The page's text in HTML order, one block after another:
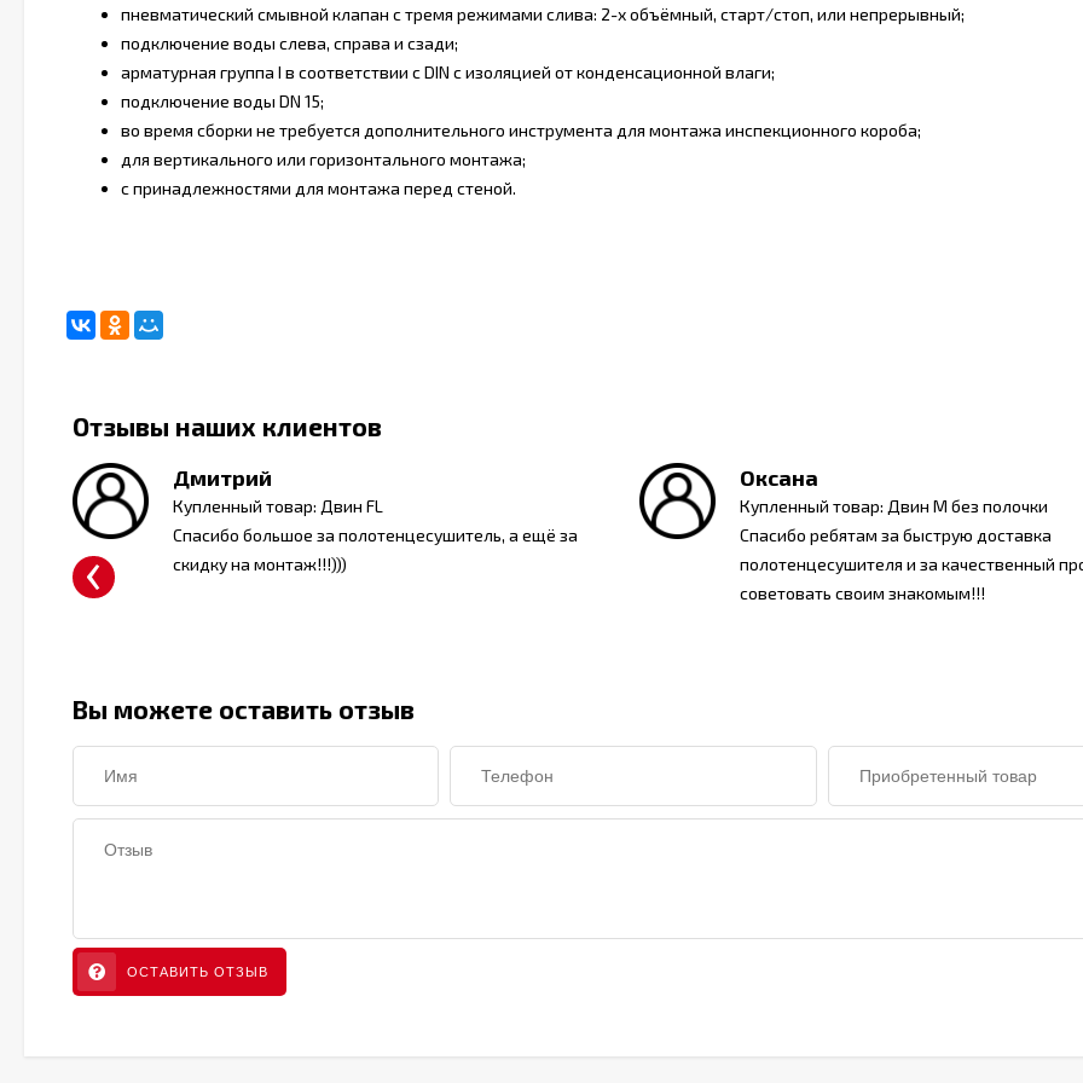
пневматический смывной клапан с тремя режимами слива: 2-х объёмный, старт/стоп, или непрерывный;
подключение воды слева, справа и сзади;
арматурная группа I в соответствии с DIN с изоляцией от конденсационной влаги;
подключение воды DN 15;
во время сборки не требуется дополнительного инструмента для монтажа инспекционного короба;
для вертикального или горизонтального монтажа;
с принадлежностями для монтажа перед стеной.
Отзывы наших клиентов
Дмитрий
Купленный товар: Двин FL
Спасибо большое за полотенцесушитель, а ещё за
скидку на монтаж!!!)))
Оксана
Купленный товар: Двин M без полочки
Спасибо ребятам за быструю доставка
полотенцесушителя и за качественный
советовать своим знакомым!!!
‹
Вы можете оставить отзыв
ОСТАВИТЬ ОТЗЫВ